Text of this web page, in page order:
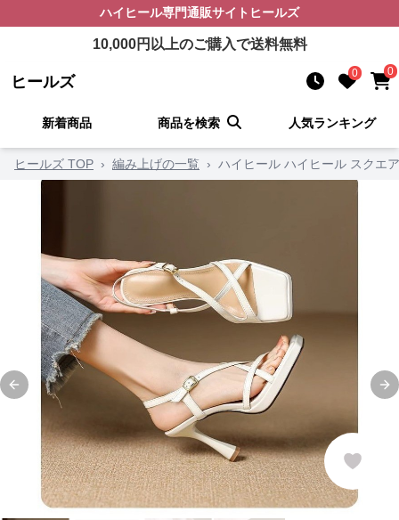
ハイヒール専門通販サイト ヒールズ
10,000円以上のご購入で送料無料
ヒールズ 0 0
新着商品 商品を検索 人気ランキング
ヒールズ TOP › 編み上げの一覧 › ハイヒール ハイヒール スクエ
Previous slide